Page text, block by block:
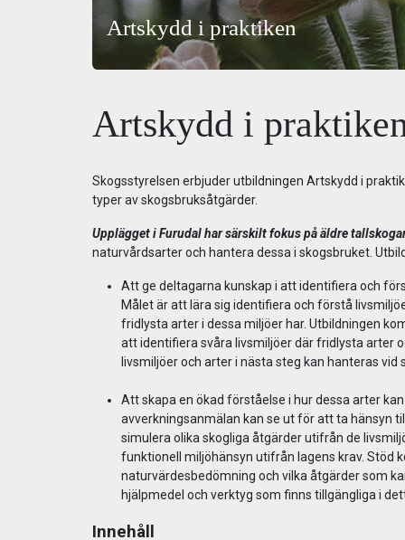
Artskydd i praktiken
Artskydd i
Skogsstyrelsen erbjuder utbildningen Artskydd i
typer av skogsbruksåtgärder.
Upplägget i Furudal har särskilt fokus på äldre
naturvårdsarter och hantera dessa i skogsbruket.
Att ge deltagarna kunskap i att identifiera och
Målet är att lära sig identifiera och förstå
fridlysta arter i dessa miljöer har. Utbildningen
att identifiera svåra livsmiljöer där fridlysta arter
livsmiljöer och arter i
Att skapa en ökad förståelse i hur dessa arter
avverkningsanmälan kan se ut för att ta hänsyn
simulera olika skogliga åtgärder utifrån de
funktionell miljöhänsyn utifrån lagens krav. Stöd
naturvärdesbedömning och vilka åtgärder som
hjälpmedel och verktyg som finns tillgängliga i
Innehåll